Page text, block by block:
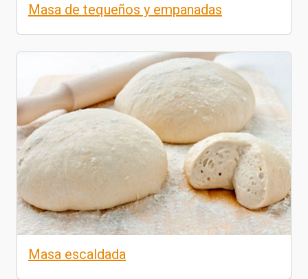
Masa de tequeños y empanadas
Masa escaldada